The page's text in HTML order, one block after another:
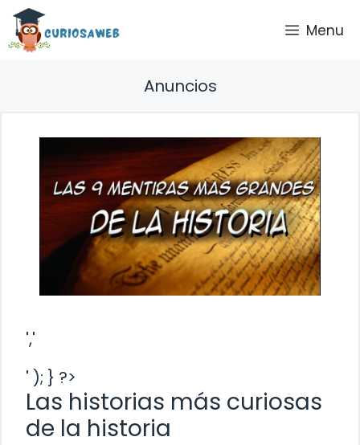
Saltar
contenido
Menu
Anuncios
','
' ); } ?>
Las historias más curiosas
de la historia